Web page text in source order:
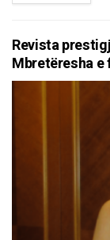
Revista
Mbretëresha